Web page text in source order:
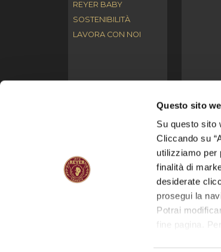
Questo sito
Su questo sito
Cliccando su
utilizziamo per
finalità di
desiderate
prosegui la
Potrai
fine pagina.
REYER BABY
SOSTENIBILITÀ
LAVORA CON NOI
© I contenuti del presente sito web
l’alterazione e/o la distribuzione di
S.S.D. REYER VENEZIA MESTRE
Reg. Imp. di Venezia n. 03691660272 |
Condizioni d'uso del sito |Privacy |
Web site by: ATTIVA SPA - VENEZIA -